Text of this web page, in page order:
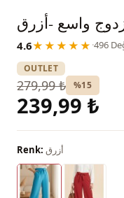
واسع -أزرق
4.6★★★★★ ·496
OUTLET
279,99 ₺ %15
239,99 ₺
Renk: أزرق